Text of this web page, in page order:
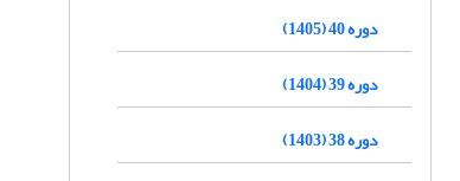
دوره 40 (1405)
دوره 39 (1404)
دوره 38 (1403)